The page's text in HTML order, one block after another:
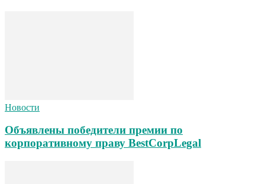
Новости
Объявлены победители премии по
корпоративному праву BestCorpLegal